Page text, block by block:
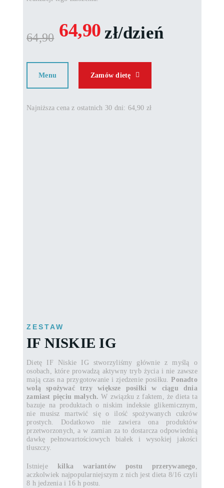
64,90 64,90 zł/dzień
Menu Zamów dietę
Najniższa cena z ostatnich 30 dni: 64,90 zł
ZESTAW
IF NISKIE IG
Dietę IF Niskie IG stworzyliśmy głównie z myślą o
osobach, które prowadzą aktywny tryb życia i nie zawsze
mają czas na przygotowanie i zjedzenie posiłku. Ponadto
wolą spożywać trzy większe posiłki w ciągu dnia
zamiast pięciu małych. W związku z faktem, że dieta ta
bazuje na produktach o niskim indeksie glikemicznym,
nie musisz martwić się o ilość spożywanych cukrów
prostych. Dodatkowo nie zawiera ona produktów
przetworzonych, a w zamian za to dostarcza odpowiednią
dawkę pełnowartościowych białek i wysokiej jakości
tłuszczy.
Istnieje kilka wariantów postu przerywanego,
aczkolwiek najpopularniejszym z nich jest dieta 8/16 czyli
8 h jedzenia i 16 h postu.